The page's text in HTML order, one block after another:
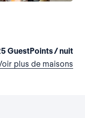
GuestPoints / nuit
plus de maisons